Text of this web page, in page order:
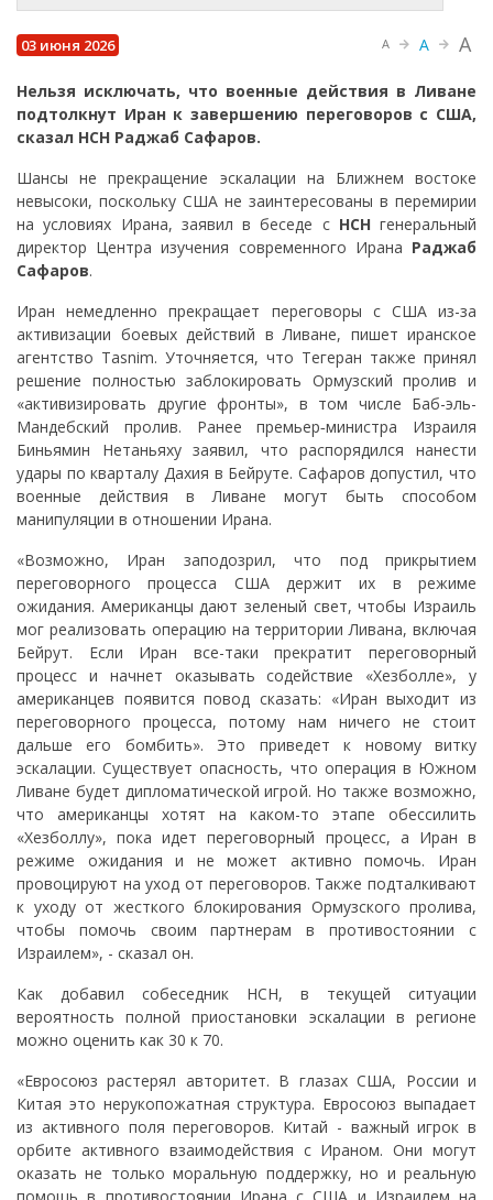
03 июня 2026 A A A
Нельзя исключать, что военные действия в Ливане
подтолкнут Иран к завершению переговоров с США,
сказал НСН Раджаб Сафаров.
Шансы не прекращение эскалации на Ближнем востоке
невысоки, поскольку США не заинтересованы в перемирии
на условиях Ирана, заявил в беседе с НСНгенеральный
директор Центра изучения современного Ирана Раджаб
Сафаров.
Иран немедленно прекращает переговоры с США из-за
активизации боевых действий в Ливане, пишет иранское
агентство Tasnim. Уточняется, что Тегеран также принял
решение полностью заблокировать Ормузский пролив и
«активизировать другие фронты», в том числе Баб-эль-
Мандебский пролив. Ранее премьер‑министра Израиля
Биньямин Нетаньяху заявил, что распорядился нанести
удары по кварталу Дахия в Бейруте. Сафаров допустил, что
военные действия в Ливане могут быть способом
манипуляции в отношении Ирана.
«Возможно, Иран заподозрил, что под прикрытием
переговорного процесса США держит их в режиме
ожидания. Американцы дают зеленый свет, чтобы Израиль
мог реализовать операцию на территории Ливана, включая
Бейрут. Если Иран все-таки прекратит переговорный
процесс и начнет оказывать содействие «Хезболле», у
американцев появится повод сказать: «Иран выходит из
переговорного процесса, потому нам ничего не стоит
дальше его бомбить». Это приведет к новому витку
эскалации. Существует опасность, что операция в Южном
Ливане будет дипломатической игрой. Но также возможно,
что американцы хотят на каком-то этапе обессилить
«Хезболлу», пока идет переговорный процесс, а Иран в
режиме ожидания и не может активно помочь. Иран
провоцируют на уход от переговоров. Также подталкивают
к уходу от жесткого блокирования Ормузского пролива,
чтобы помочь своим партнерам в противостоянии с
Израилем», - сказал он.
Как добавил собеседник НСН, в текущей ситуации
вероятность полной приостановки эскалации в регионе
можно оценить как 30 к 70.
«Евросоюз растерял авторитет. В глазах США, России и
Китая это нерукопожатная структура. Евросоюз выпадает
из активного поля переговоров. Китай - важный игрок в
орбите активного взаимодействия с Ираном. Они могут
оказать не только моральную поддержку, но и реальную